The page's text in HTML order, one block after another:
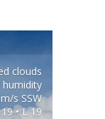
clouds
humidity
s SSW
• L 19